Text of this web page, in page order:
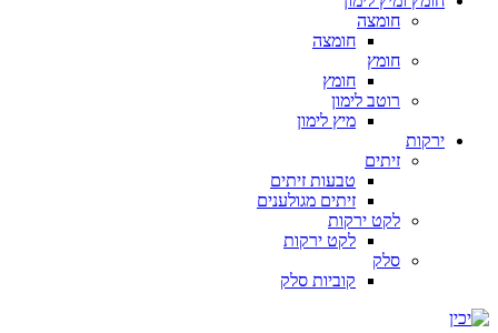
חומצה
חומצה
חומץ
חומץ
רוטב לימון
מיץ לימון
ירקות
זיתים
טבעות זיתים
זיתים מגולענים
לקט ירקות
לקט ירקות
סלק
קוביות סלק